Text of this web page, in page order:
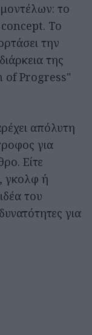
το
Το
την
της
of Progress"
απόλυτη
για
Είτε
γκολφ ή
του
για